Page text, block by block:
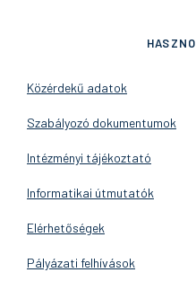
Közérdekű adatok
Szabályozó dokumentumok
Intézményi tájékoztató
Informatikai útmutatók
Elérhetőségek
Pályázati felhívások